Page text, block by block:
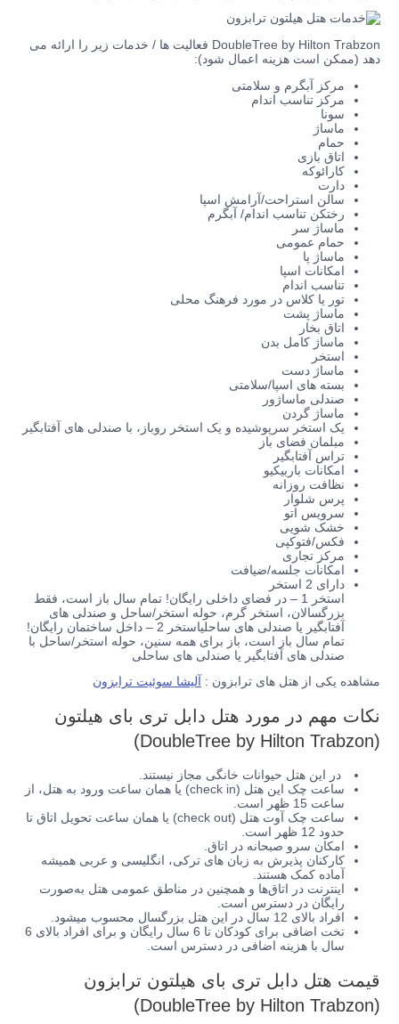
DoubleTree by Hilton Trabzon فعالیت ها / خدمات زیر را ارائه می
دهد (ممکن است هزینه اعمال شود):
مرکز آبگرم و سلامتی
مرکز تناسب اندام
سونا
ماساژ
حمام
اتاق بازی
کارائوکه
دارت
سالن استراحت/آرامش اسپا
رختکن تناسب اندام/ آبگرم
ماساژ سر
حمام عمومی
ماساژ پا
امکانات اسپا
تناسب اندام
تور یا کلاس در مورد فرهنگ محلی
ماساژ پشت
اتاق بخار
ماساژ کامل بدن
استخر
ماساژ دست
بسته های اسپا/سلامتی
صندلی ماساژور
ماساژ گردن
یک استخر سرپوشیده و یک استخر روباز، با صندلی های آفتابگیر
مبلمان فضای باز
تراس آفتابگیر
امکانات باربیکیو
نظافت روزانه
پرس شلوار
سرویس اتو
خشک شویی
فکس/فتوکپی
مرکز تجاری
امکانات جلسه/ضیافت
دارای 2 استخر
استخر 1 – در فضای داخلی رایگان! تمام سال باز است، فقط
بزرگسالان، استخر گرم، حوله استخر/ساحل و صندلی های
آفتابگیر یا صندلی های ساحلیاستخر 2 – داخل ساختمان رایگان!
تمام سال باز است، باز برای همه سنین، حوله استخر/ساحل با
صندلی های آفتابگیر یا صندلی های ساحلی
مشاهده یکی از هتل های ترابزون :
آلیشا سوئیت ترابزون
نکات مهم در مورد هتل دابل تری بای هیلتون
(DoubleTree by Hilton Trabzon)
در این هتل حیوانات خانگی مجاز نیستند.
ساعت چک این هتل (check in) یا همان ساعت ورود به هتل، از
ساعت 15 ظهر است.
ساعت چک آوت هتل (check out) یا همان ساعت تحویل اتاق تا
حدود 12 ظهر است.
امکان سرو صبحانه در اتاق.
کارکنان پذیرش به زبان های ترکی، انگلیسی و عربی همیشه
آماده کمک هستند.
اینترنت در اتاق‌ها و همچنین در مناطق عمومی هتل به‌صورت
رایگان در دسترس است.
افراد بالای 12 سال در این هتل بزرگسال محسوب میشود.
تخت اضافی برای کودکان تا 6 سال رایگان و برای افراد بالای 6
سال با هزینه اضافی در دسترس است.
قیمت هتل دابل تری بای هیلتون ترابزون
(DoubleTree by Hilton Trabzon)